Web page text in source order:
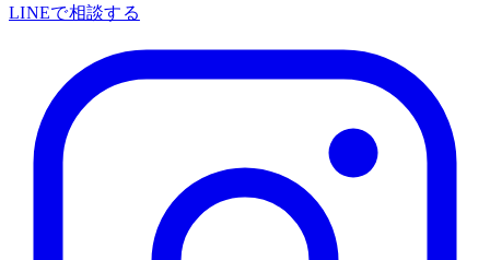
LINEで相談する